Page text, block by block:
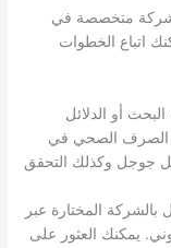
متخصصة في
اتباع الخطوات
أو الدلائل
الصرف الصحي في
جوجل وكذلك التحقق
بالشركة المختارة عبر
يمكنك العثور على